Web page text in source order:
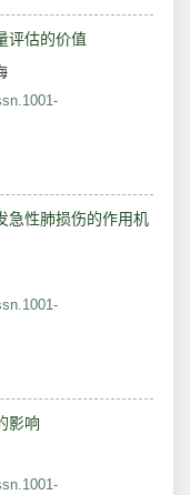
评估的价值
急性肺损伤的作用机
影响